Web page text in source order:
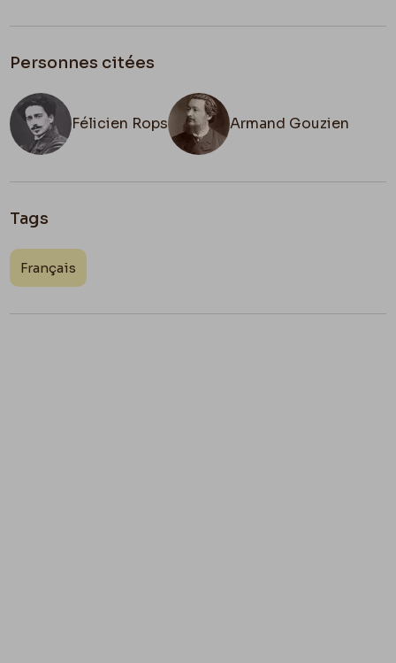
Personnes citées
Félicien Rops Armand Gouzien
Tags
Français